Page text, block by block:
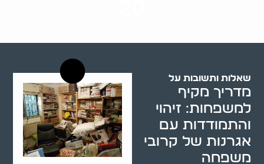
שאלות ותשובות על
מדריך מקיף
למשפחות: זיהוי
והתמודדות עם
אגרנות של קרובי
משפחה